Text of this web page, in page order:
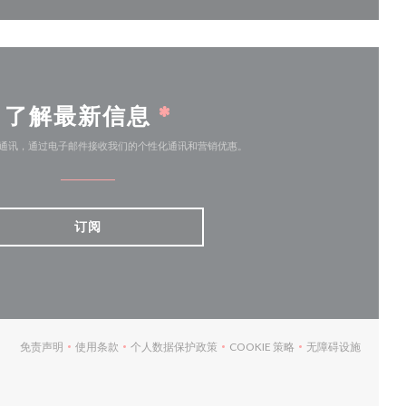
了解最新信息 *
讯，通过电子邮件接收我们的个性化通讯和营销优惠。
订阅
免责声明
((在新窗口中打开))
使用条款
((在新窗口中打开))
个人数据保护政策
((在新窗口中打开))
COOKIE 策略
((在新窗口中打开))
无障碍设施
((在新窗口中